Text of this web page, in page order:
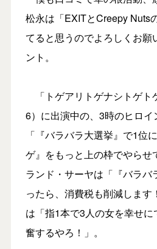
松永は「EXITとCreepy Nuts
てると思うのでよろしくお願
ント。
「トゲアリトゲナシトゲト
6）に出演中の、3時のヒロイ
「『バラバラ大選挙』で1位
ゲ』をもっと上の枠でやらせ
ランド・サーヤは「『バラバ
ったら、消費税も削減します
は「指1本で3人の女を幸せ
奮するやろ！」。